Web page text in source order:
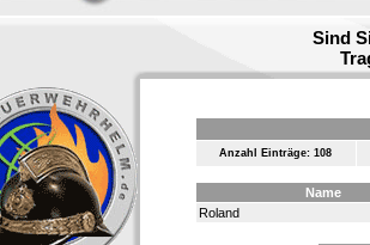
Sind
Anzahl Einträge: 108
Name
Roland